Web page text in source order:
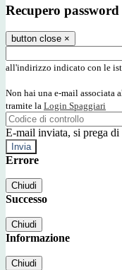
Recupero password
button close ×
all'indirizzo indicato con le
Non hai una e-mail associata
tramite la Login Spaggiari
E-mail inviata, si prega di
Errore
Chiudi
Successo
Chiudi
Informazione
Chiudi